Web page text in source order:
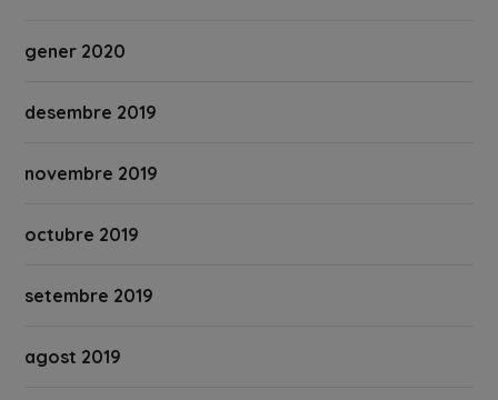
gener 2020
desembre 2019
novembre 2019
octubre 2019
setembre 2019
agost 2019